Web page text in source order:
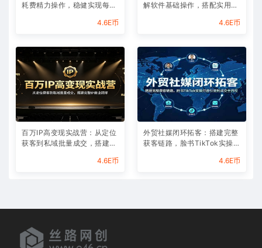
耗费精力操作，稳健实现每月
4.6E币
解软件基础操作，搭配实用插
4.6E币
百万IP高变现实战营：从定位
获客到私域批量成交，搭建完
4.6E币
外贸社媒闭环拓客：搭建完整
获客链路，脸书TikTok实操打
4.6E币